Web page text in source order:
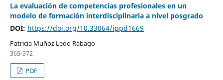
La evaluación de competencias profesionales en un
modelo de formación interdisciplinaria a nivel posgrado
DOI: https://doi.org/10.33064/ippd1669
Patricia Muñoz Ledo Rábago
365-372
PDF